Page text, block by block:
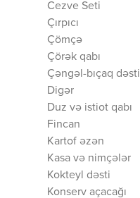
Cezve Seti
Çırpıcı
Çömçə
Çörək qabı
Çəngəl-bıçaq dəsti
Digər
Duz və istiot qabı
Fincan
Kartof əzən
Kasa və nimçələr
Kokteyl dəsti
Konserv açacağı